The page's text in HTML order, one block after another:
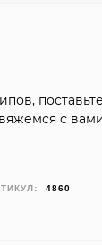
с
4860